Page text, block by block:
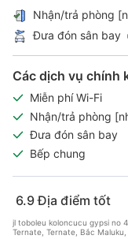
Nhận/trả phòng
Đưa đón sân bay
Các dịch vụ chính
Miễn phí Wi-Fi
Nhận/trả phòng
Đưa đón sân bay
Bếp chung
6.9 Địa điểm tốt
jl toboleu koloncucu gypsi no
Ternate, Ternate, Bắc